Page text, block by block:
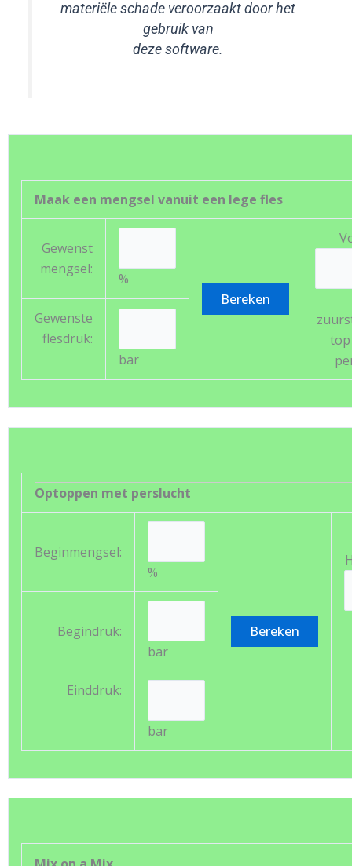
materiële schade veroorzaakt door het
gebruik van
deze software.
Maak een mengsel vanuit een lege fles
Gewenst
mengsel:
%
Gewenste
flesdruk:
bar
Optoppen met perslucht
Beginmengsel:
%
Begindruk:
bar
Einddruk:
bar